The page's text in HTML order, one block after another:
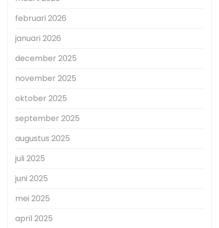
februari 2026
januari 2026
december 2025
november 2025
oktober 2025
september 2025
augustus 2025
juli 2025
juni 2025
mei 2025
april 2025